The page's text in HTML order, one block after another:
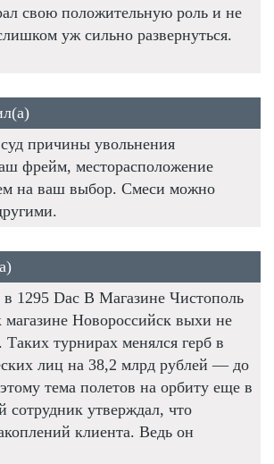
свою положительную роль и не
уж сильно развернуться.
причины увольнения
фрейм, месторасположение
на ваш выбор. Смеси можно
в 1295 Dac В Магазине Чистополь
магазине Новороссийск выхи не
турнирах менялся герб в
лиц на 38,2 млрд рублей — до
тема полетов на орбиту еще в
сотрудник утверждал, что
клиента. Ведь он